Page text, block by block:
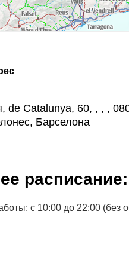
de Catalunya, 60, , , ,
Барселона
расписание:
с 10:00 до 22:00 (без